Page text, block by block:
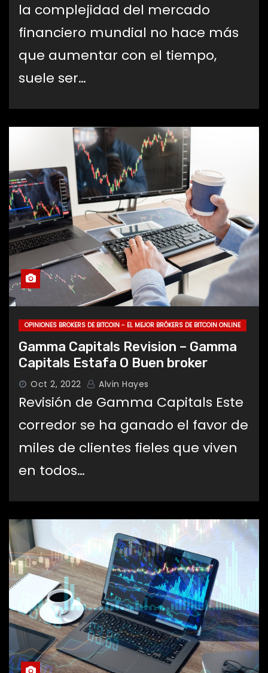
la complejidad del mercado
financiero mundial no hace más
que aumentar con el tiempo,
suele ser…
OPINIONES BROKERS DE BITCOIN - EL MEJOR BRÓKERS DE BITCOIN ONLINE
Gamma Capitals Revision – Gamma
Capitals Estafa O Buen broker
Oct 2, 2022 Alvin Hayes
Revisión de Gamma Capitals Este
corredor se ha ganado el favor de
miles de clientes fieles que viven
en todos…